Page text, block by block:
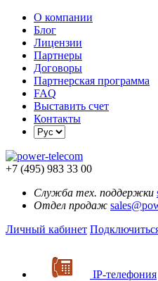
О компании
Блог
Лицензии
Партнеры
Договоры
Партнерская программа
FAQ
Выставить счет
Контакты
+7 (495) 983 33 00
Служба тех. поддержки
Отдел продаж
Личный кабинет
IP-телефония